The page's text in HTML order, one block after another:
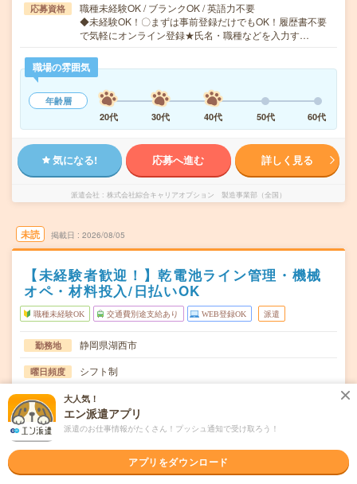
応募資格
職種未経験OK / ブランクOK / 英語力不要
◆未経験OK！〇まずは事前登録だけでもOK！履歴書不要
で気軽にオンライン登録★氏名・職種などを入力す…
職場の雰囲気
年齢層
20代
30代 40代 50代 60代
気になる! 応募へ進む 詳しく見る
派遣会社 株式会社綜合キャリアオプション 製造事業部（全国）
未読 掲載日 2026/08/05
【未経験者歓迎！】乾電池ライン管理・機械
オペ・材料投入/日払いOK
職種未経験OK 交通費別途支給あり WEB登録OK 派遣
勤務地 静岡県湖西市
曜日頻度 シフト制
時間 08:15～17:0019:45～06:30
期間 長期でお仕事できる方、大歓迎！
時給 時給1200円
交通費
大人気！
エン派遣アプリ
派遣のお仕事情報がたくさん！プッシュ通知で受け取ろう！
アプリをダウンロード